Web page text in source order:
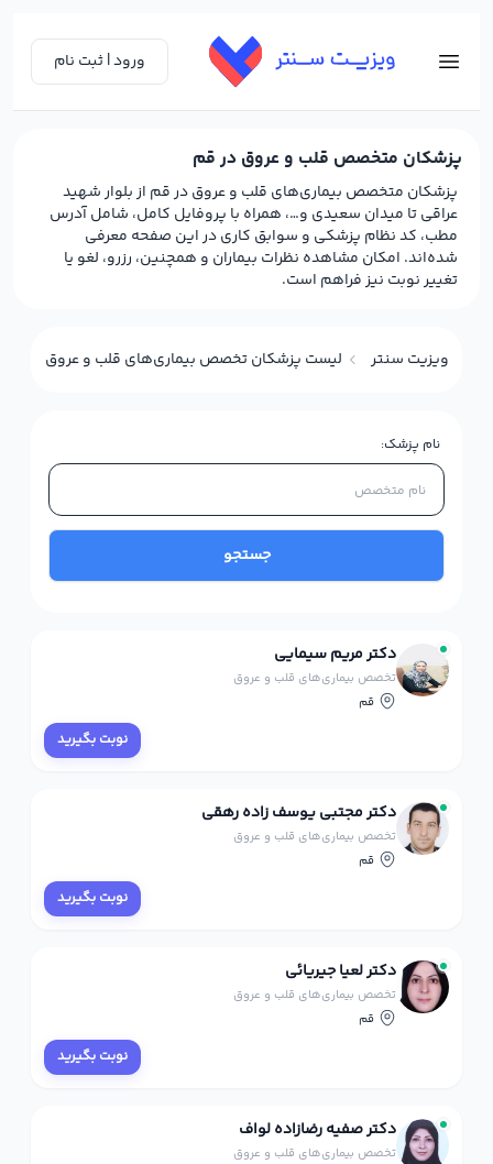
ورود | ثبت نام
پزشکان متخصص قلب و عروق در قم
پزشکان متخصص بیماری‌های قلب و عروق در قم از بلوار شهید
عراقی تا میدان سعیدی و…، همراه با پروفایل کامل، شامل آدرس
مطب، کد نظام پزشکی و سوابق کاری در این صفحه معرفی
شده‌اند. امکان مشاهده نظرات بیماران و همچنین، رزرو، لغو یا
تغییر نوبت نیز فراهم است.
ویزیت سنتر لیست پزشکان تخصص بیماری‌های قلب و عروق در قم
نام پزشک:
جستجو
دکتر مریم سیمایی
تخصص بیماری‌های قلب و عروق
قم
نوبت بگیرید
دکتر مجتبی یوسف زاده رهقی
تخصص بیماری‌های قلب و عروق
قم
نوبت بگیرید
دکتر لعیا جیریائی
تخصص بیماری‌های قلب و عروق
قم
نوبت بگیرید
دکتر صفیه رضازاده لواف
تخصص بیماری‌های قلب و عروق